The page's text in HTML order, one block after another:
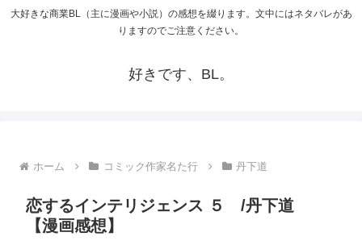
大好きな商業BL（主に漫画や小説）の感想を綴ります。文中にはネタバレがあ
りますのでご注意ください。
好きです、BL。
ホーム コミック作家名た行 丹下道
恋するインテリジェンス ５ /丹下道
【漫画感想】